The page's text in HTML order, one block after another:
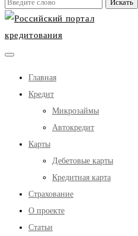
Главная
Кредит
Микрозаймы
Автокредит
Карты
Дебетовые карты
Кредитная карта
Страхование
О проекте
Статьи